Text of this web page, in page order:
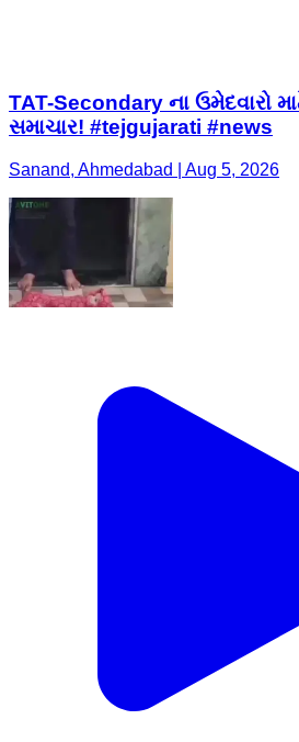
TAT-Secondary ના ઉમેદવારો
સમાચાર! #tejgujarati #news
Sanand, Ahmedabad | Aug 5, 2026